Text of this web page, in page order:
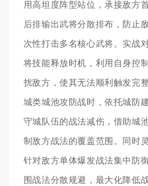
用高坦度阵型站位，承接敌方
后排输出武将分散排布，防止
次性打击多名核心武将。实战
将技能释放时机，利用自身控
扰敌方，使其无法顺利触发完
城类城池攻防战时，依托城防
守城队伍的战法减伤，借助城
制敌方战法的覆盖范围。同时
针对敌方单体爆发战法集中防
围战法分散规避，最大化降低